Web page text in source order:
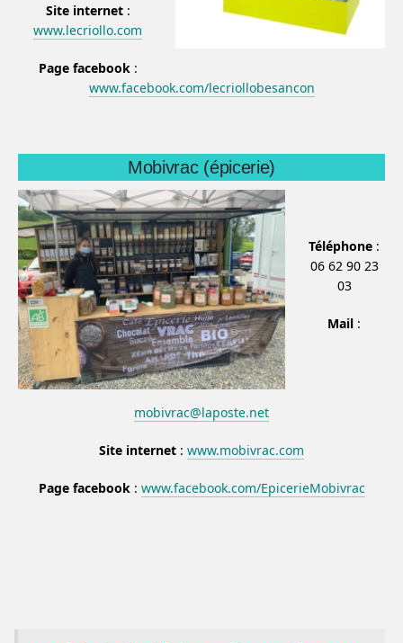
Site internet:
www.lecriollo.com
Page facebook:
www.facebook.com/lecriollobesancon
Mobivrac (épicerie)
Téléphone :
06 62 90 23
03
Mail :
mobivrac@laposte.net
Site internet : www.mobivrac.com
Page facebook: www.facebook.com/EpicerieMobivrac